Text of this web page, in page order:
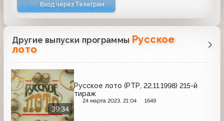
Вход через Телеграм
Другие выпуски программы Русское
лото
39:34
Русское лото (РТР, 22.11.1998) 215-й
тираж
24 марта 2023, 21:04 1649